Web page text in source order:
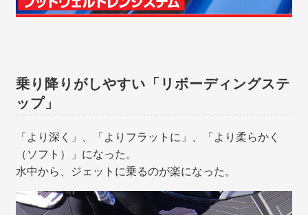
乗り降りがしやすい「リボーディングステ
ップ」
「より深く」、「よりフラットに」、「より柔らかく
（ソフト）」になった。
水中から、ジェットに乗るのが楽になった。